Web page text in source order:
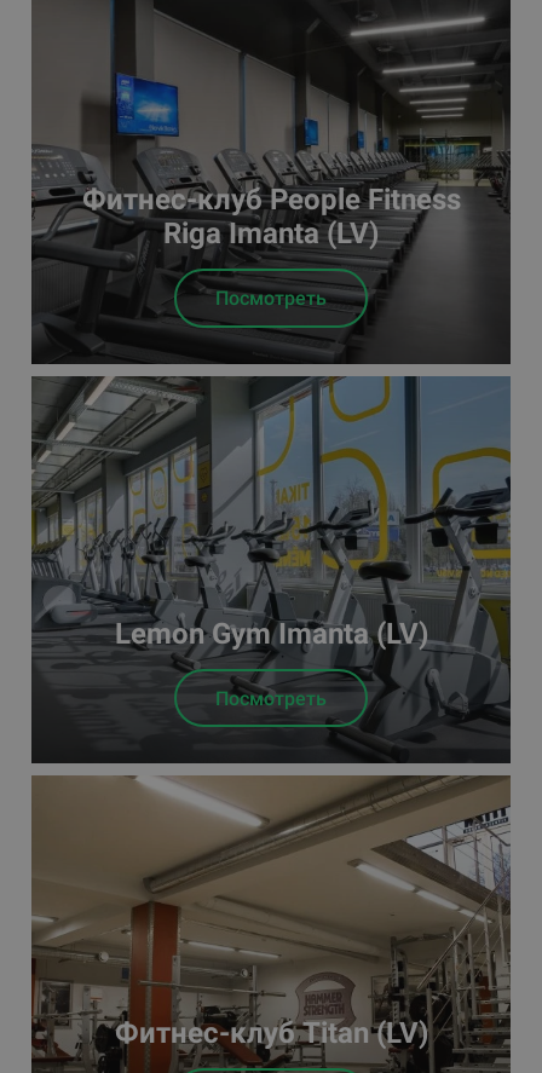
Фитнес-клуб People Fitness
Riga Imanta (LV)
Посмотреть
Lemon Gym Imanta (LV)
Посмотреть
Фитнес-клуб Titan (LV)